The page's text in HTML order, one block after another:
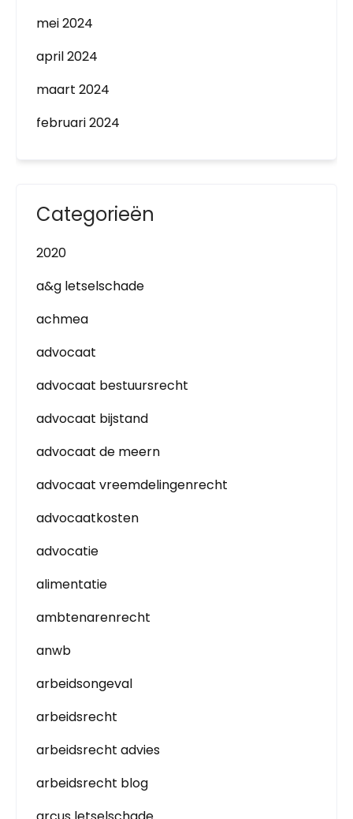
mei 2024
april 2024
maart 2024
februari 2024
Categorieën
2020
a&g letselschade
achmea
advocaat
advocaat bestuursrecht
advocaat bijstand
advocaat de meern
advocaat vreemdelingenrecht
advocaatkosten
advocatie
alimentatie
ambtenarenrecht
anwb
arbeidsongeval
arbeidsrecht
arbeidsrecht advies
arbeidsrecht blog